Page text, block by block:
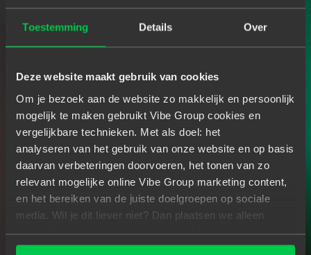
Toestemming Details Over
Deze website maakt gebruik van cookies
Om je bezoek aan de website zo makkelijk en persoonlijk
mogelijk te maken gebruikt Vibe Group cookies en
vergelijkbare technieken. Met als doel: het
analyseren van het gebruik van onze website en op basis
daarvan verbeteringen doorvoeren, het tonen van zo
relevant mogelijke online Vibe Group marketing content,
en het bereiken van de juiste doelgroepen op sociale
media. Wil je dit liever niet? Dan plaatsen we alleen
essentiële- en statistische cookies tijdens je bezoek.
Meer weten? Klik hierboven op 'Details' of lees onze